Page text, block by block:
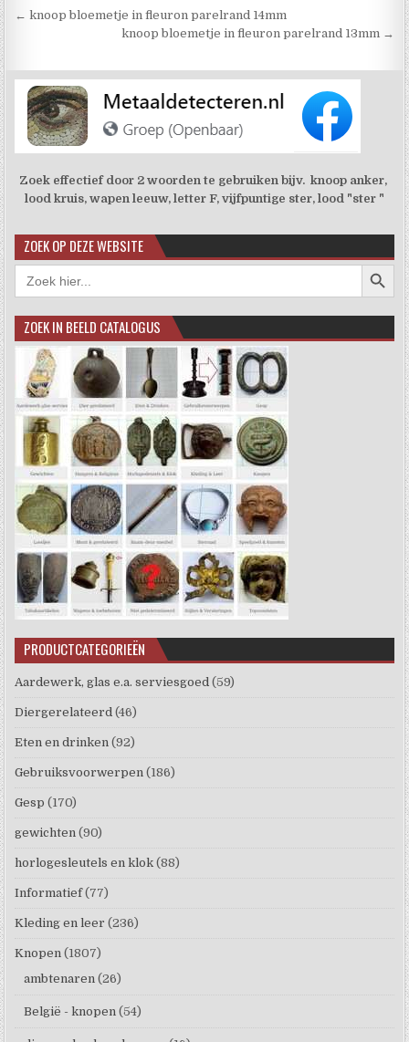
Berichtnavigatie
← knoop bloemetje in fleuron parelrand 14mm
knoop bloemetje in fleuron parelrand 13mm →
Zoek effectief door 2 woorden te gebruiken bijv. knoop anker,
lood kruis, wapen leeuw, letter F, vijfpuntige ster, lood "ster "
ZOEK OP DEZE WEBSITE
Zoek
naar:
ZOEK IN BEELD CATALOGUS
PRODUCTCATEGORIEËN
Aardewerk, glas e.a. serviesgoed (59)
Diergerelateerd (46)
Eten en drinken (92)
Gebruiksvoorwerpen (186)
Gesp (170)
gewichten (90)
horlogesleutels en klok (88)
Informatief (77)
Kleding en leer (236)
Knopen (1807)
ambtenaren (26)
België - knopen (54)